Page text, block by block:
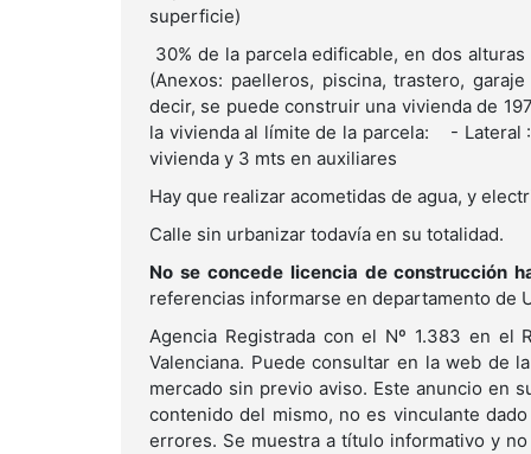
superficie)
30% de la parcela edificable, en dos
(Anexos: paelleros, piscina, trastero,
decir, se puede construir una vivienda de
la vivienda al límite de la parcela: -
vivienda y 3 mts en auxiliares
Hay que realizar acometidas de agua, y
Calle sin urbanizar todavía en su totalidad.
No se concede licencia de construcción
referencias informarse en departamento de
Agencia Registrada con el Nº 1.383 en el
Valenciana. Puede consultar en la web de
mercado sin previo aviso. Este anuncio en
contenido del mismo, no es vinculante
errores. Se muestra a título informativo y